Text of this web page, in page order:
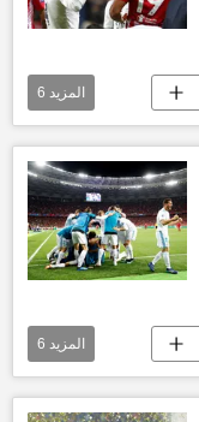
المزيد 6
المزيد 6